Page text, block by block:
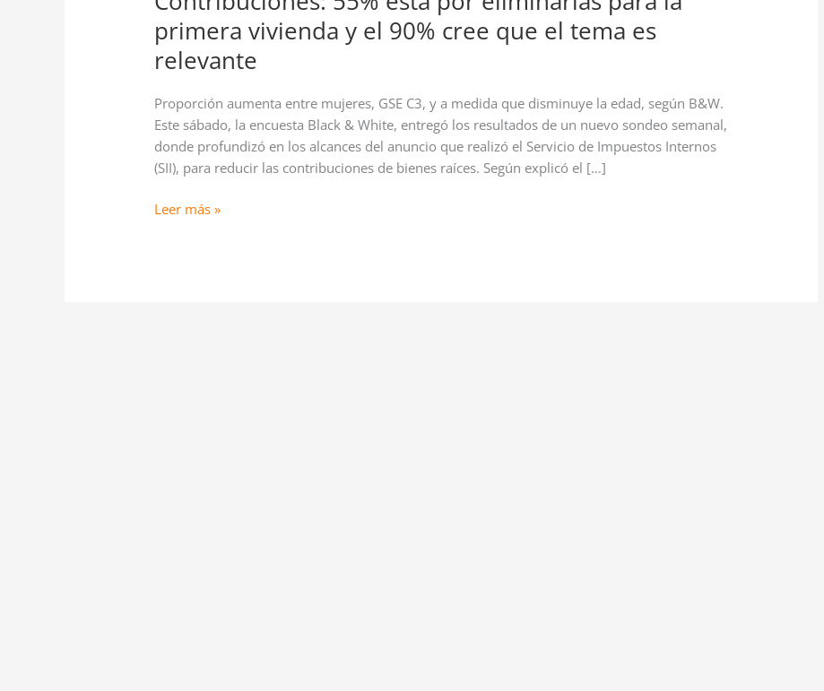
primera vivienda y el 90% cree que el tema es
relevante
Proporción aumenta entre mujeres, GSE C3, y a medida que disminuye la edad, según B&W.
Este sábado, la encuesta Black & White, entregó los resultados de un nuevo sondeo semanal,
donde profundizó en los alcances del anuncio que realizó el Servicio de Impuestos Internos
(SII), para reducir las contribuciones de bienes raíces. Según explicó el […]
Leer más »